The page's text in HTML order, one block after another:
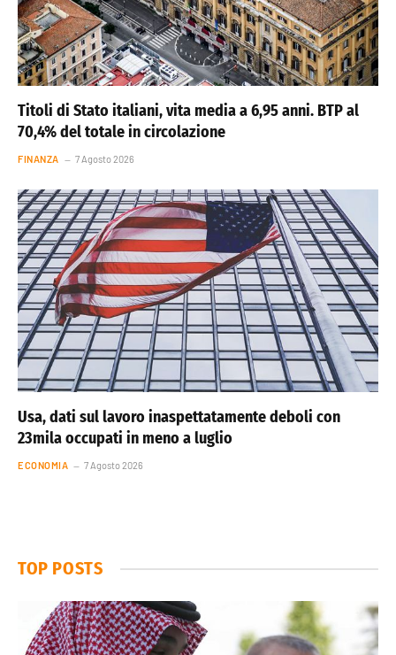
Titoli di Stato italiani, vita media a 6,95 anni. BTP al
70,4% del totale in circolazione
FINANZA 7 Agosto 2026
Usa, dati sul lavoro inaspettatamente deboli con
23mila occupati in meno a luglio
ECONOMIA 7 Agosto 2026
TOP POSTS